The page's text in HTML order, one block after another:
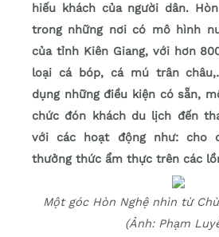
hiếu khách của người dân.
trong những nơi có mô hình
của tỉnh Kiên Giang, với hơn
loại cá bóp, cá mú trân
dụng những điều kiện có sẵn,
chức đón khách du lịch đến
với các hoạt động như: cho
thưởng thức ẩm thực trên các
Một góc Hòn Nghệ nhìn từ
(Ảnh: Phạm